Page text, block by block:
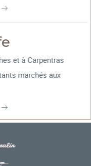
et à Carpentras
marchés aux